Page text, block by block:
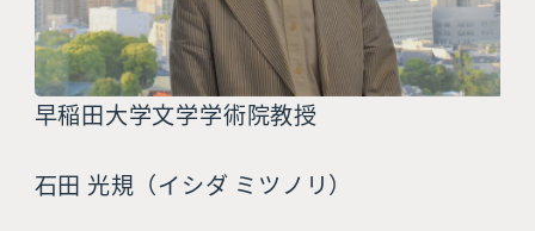
早稲田大学文学学術院教授
石田 光規（イシダ ミツノリ）